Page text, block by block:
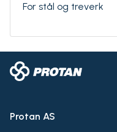
For stål og treverk
Protan AS